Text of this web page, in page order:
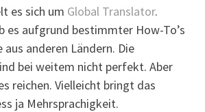
es sich um Global Translator.
es aufgrund bestimmter How-To’s
anderen Ländern. Die
bei weitem nicht perfekt. Aber
reichen. Vielleicht bringt das
ja Mehrsprachigkeit.